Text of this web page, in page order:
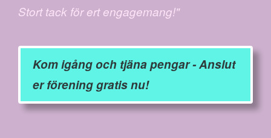
Stort tack för ert engagemang!"
Kom igång och tjäna pengar - Anslut
er förening gratis nu!